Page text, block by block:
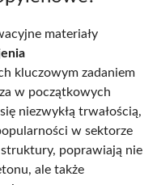
materiały
kluczowym zadaniem
w początkowych
niezwykłą trwałością,
w sektorze
poprawiają nie
ale także